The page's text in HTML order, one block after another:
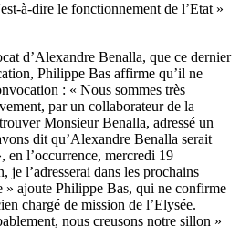
à-dire le fonctionnement de l’Etat »
d’Alexandre Benalla, que ce dernier
Philippe Bas affirme qu’il ne
: « Nous sommes très
par un collaborateur de la
Monsieur Benalla, adressé un
dit qu’Alexandre Benalla serait
en l’occurrence, mercredi 19
je l’adresserai dans les prochains
» ajoute Philippe Bas, qui ne confirme
chargé de mission de l’Elysée.
nous creusons notre sillon »